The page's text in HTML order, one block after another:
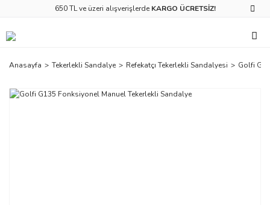
650 TL ve üzeri alışverişlerde KARGO ÜCRETSİZ!
Anasayfa Tekerlekli Sandalye Refekatçı Tekerlekli Sandalyesi Golfi